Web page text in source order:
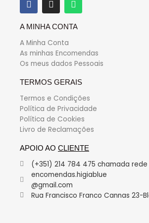
A MINHA CONTA
A Minha Conta
As minhas Encomendas
Os meus dados Pessoais
TERMOS GERAIS
Termos e Condições
Política de Privacidade
Política de Cookies
Livro de Reclamações
APOIO AO CLIENTE
(+351) 214 784 475 chamada
encomendas.higiablue
@gmail.com
Rua Francisco Franco Cannas 23-